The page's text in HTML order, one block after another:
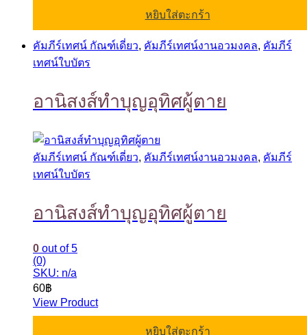
หยิบใส่ตะกร้า
คัมภีร์เทศน์ กัณฑ์เดี่ยว, คัมภีร์เทศน์งานอวมงคล, คัมภีร์
เทศน์ใบบัตร
อานิสงส์ทำบุญอุทิศผู้ตาย
คัมภีร์เทศน์ กัณฑ์เดี่ยว, คัมภีร์เทศน์งานอวมงคล, คัมภีร์
เทศน์ใบบัตร
อานิสงส์ทำบุญอุทิศผู้ตาย
0 out of 5
(0)
SKU: n/a
60฿
View Product
หยิบใส่ตะกร้า